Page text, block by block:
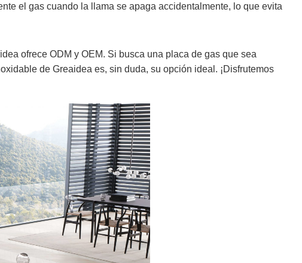
el gas cuando la llama se apaga accidentalmente, lo que evita
ofrece ODM y OEM. Si busca una placa de gas que sea
de Greaidea es, sin duda, su opción ideal. ¡Disfrutemos